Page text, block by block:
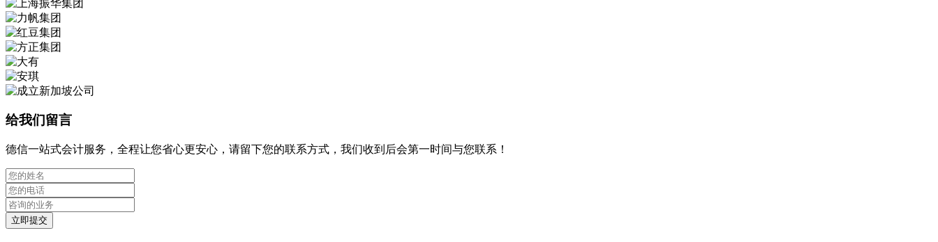
给我们留言
德信一站式会计服务，全程让您省心更安心，请留下您的联系方式，我们收到后会第一时间与您联系！
立即提交